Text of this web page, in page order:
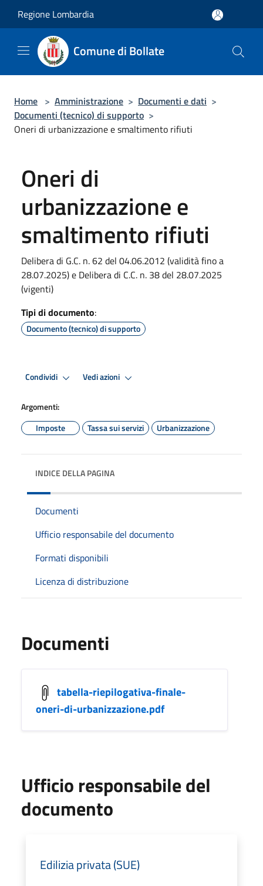
Regione Lombardia
Comune di Bollate
Home > Amministrazione > Documenti e dati >
Documenti (tecnico) di supporto >
Oneri di urbanizzazione e smaltimento rifiuti
Oneri di
urbanizzazione e
smaltimento rifiuti
Delibera di G.C. n. 62 del 04.06.2012 (validità fino a
28.07.2025) e Delibera di C.C. n. 38 del 28.07.2025
(vigenti)
Tipi di documento:
Documento (tecnico) di supporto
Condividi Vedi azioni
Argomenti:
Imposte
Tassa sui servizi Urbanizzazione
INDICE DELLA PAGINA
Documenti
Ufficio responsabile del documento
Formati disponibili
Licenza di distribuzione
Documenti
tabella-riepilogativa-finale-
oneri-di-urbanizzazione.pdf
Ufficio responsabile del
documento
Edilizia privata (SUE)